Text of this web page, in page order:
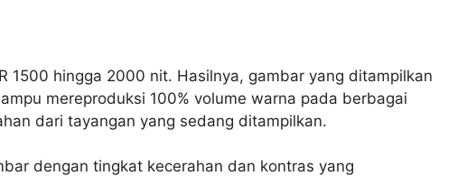
1500 hingga 2000 nit. Hasilnya, gambar yang ditampilkan
mereproduksi 100% volume warna pada berbagai
dari tayangan yang sedang ditampilkan.
dengan tingkat kecerahan dan kontras yang